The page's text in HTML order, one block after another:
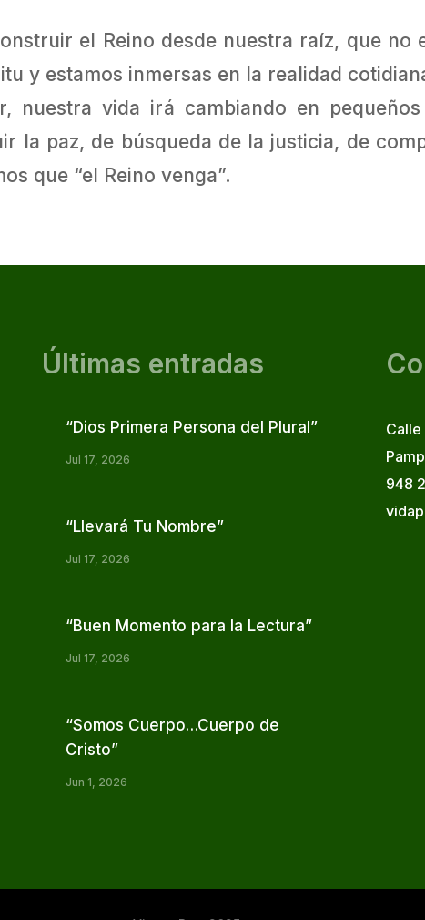
el Reino desde nuestra raíz, que no
y estamos inmersas en la realidad
nuestra vida irá cambiando en
la paz, de búsqueda de la justicia, de
que “el Reino venga”.
Últimas entradas
“Dios Primera Persona del Plural”
Jul 17, 2026
“Llevará Tu Nombre”
Jul 17, 2026
“Buen Momento para la Lectura”
Jul 17, 2026
“Somos Cuerpo…Cuerpo de
Cristo”
Jun 1, 2026
Calle
948